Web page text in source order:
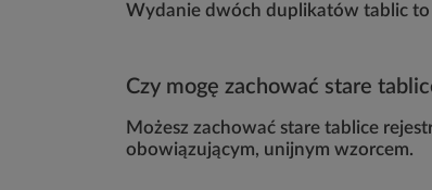
Wydanie dwóch duplikatów tablic to
Czy mogę zachować stare
Możesz zachować stare tablice
obowiązującym, unijnym wzorcem.